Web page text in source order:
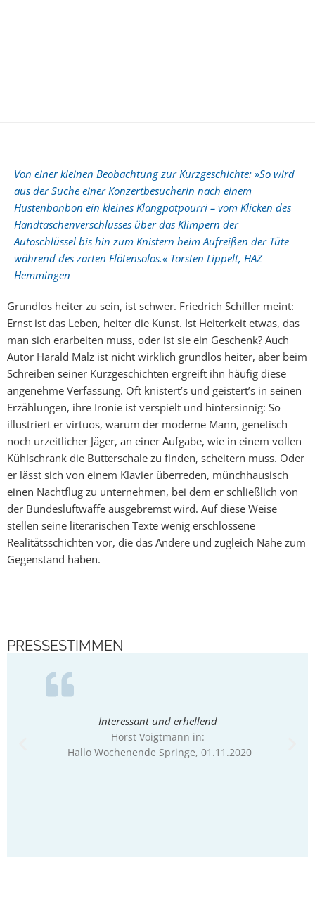
Von einer kleinen Beobachtung zur Kurzgeschichte: »So wird
aus der Suche einer Konzertbesucherin nach einem
Hustenbonbon ein kleines Klangpotpourri – vom Klicken des
Handtaschenverschlusses über das Klimpern der
Autoschlüssel bis hin zum Knistern beim Aufreißen der Tüte
während des zarten Flötensolos.« Torsten Lippelt, HAZ
Hemmingen
Grundlos heiter zu sein, ist schwer. Friedrich Schiller meint:
Ernst ist das Leben, heiter die Kunst. Ist Heiterkeit etwas, das
man sich erarbeiten muss, oder ist sie ein Geschenk? Auch
Autor Harald Malz ist nicht wirklich grundlos heiter, aber beim
Schreiben seiner Kurzgeschichten ergreift ihn häufig diese
angenehme Verfassung. Oft knistert’s und geistert’s in seinen
Erzählungen, ihre Ironie ist verspielt und hintersinnig: So
illustriert er virtuos, warum der moderne Mann, genetisch
noch urzeitlicher Jäger, an einer Aufgabe, wie in einem vollen
Kühlschrank die Butterschale zu finden, scheitern muss. Oder
er lässt sich von einem Klavier überreden, münchhausisch
einen Nachtflug zu unternehmen, bei dem er schließlich von
der Bundesluftwaffe ausgebremst wird. Auf diese Weise
stellen seine literarischen Texte wenig erschlossene
Realitätsschichten vor, die das Andere und zugleich Nahe zum
Gegenstand haben.
PRESSESTIMMEN
Interessant und erhellend
Horst Voigtmann in:
Hallo Wochenende Springe, 01.11.2020